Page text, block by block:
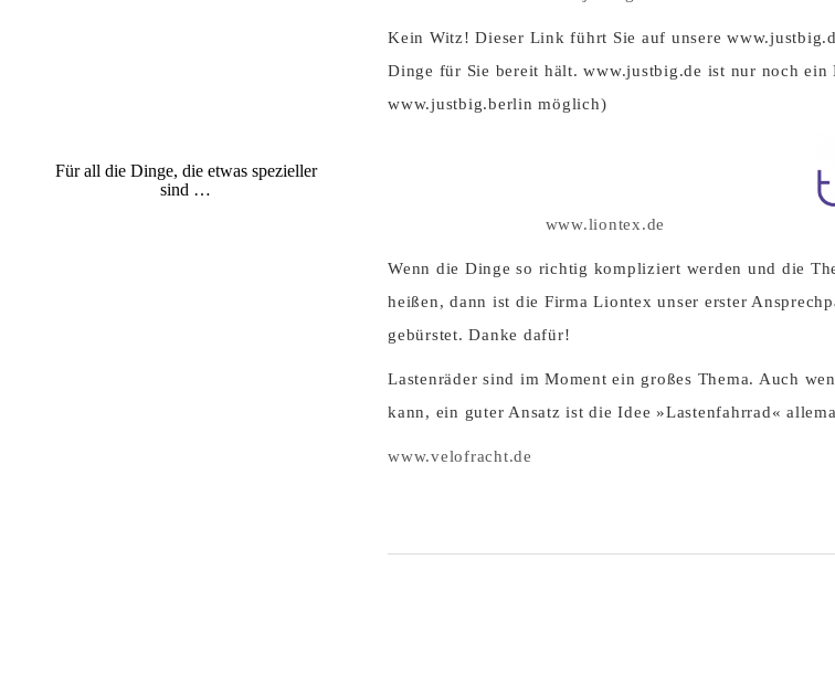
Für all die Dinge, die etwas spezieller
sind …
Kein Witz! Dieser Link führt Sie auf unsere
Dinge für Sie bereit hält. www.justbig.de ist nur noch
www.justbig.berlin möglich)
www.liontex.de
Wenn die Dinge so richtig kompliziert werden und die
heißen, dann ist die Firma Liontex unser erster
gebürstet. Danke dafür!
Lastenräder sind im Moment ein großes Thema. Auch
kann, ein guter Ansatz ist die Idee »Lastenfahrrad«
www.velofracht.de